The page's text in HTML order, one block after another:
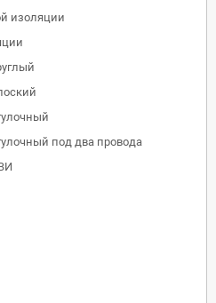
изоляции
под два провода